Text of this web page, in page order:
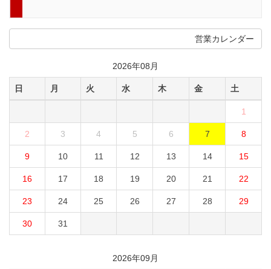
営業カレンダー
2026年08月
日 月 火 水 木 金 土
1
2 3 4 5 6 7 8
9 10 11 12 13 14 15
16 17 18 19 20 21 22
23 24 25 26 27 28 29
30 31
2026年09月